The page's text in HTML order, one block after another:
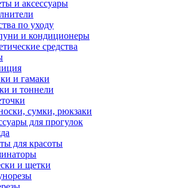
и аксессуары
по уходу
и кондиционеры
средства
и гамаки
и тоннели
сумки, рюкзаки
для прогулок
для красоты
и щетки